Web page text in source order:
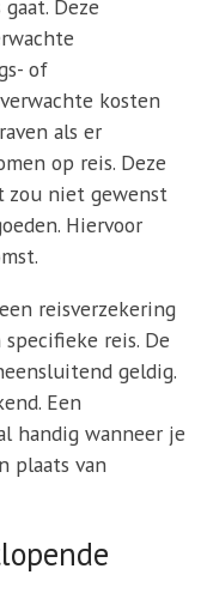
Deze
of
kosten
als er
op reis. Deze
zou niet gewenst
Hiervoor
reisverzekering
reis. De
geldig.
Een
handig wanneer je
plaats van